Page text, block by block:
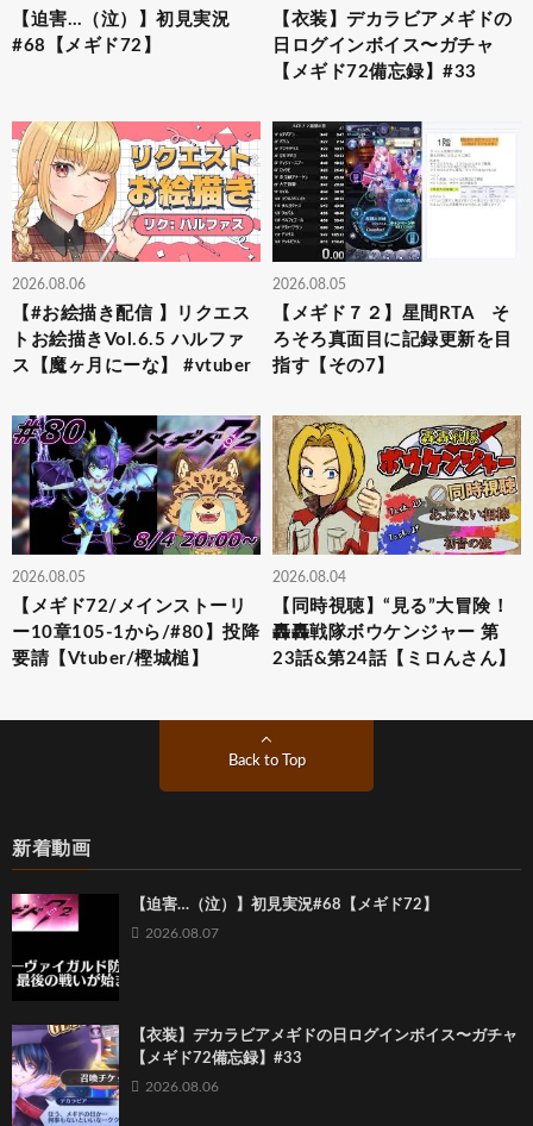
【迫害…（泣）】初見実況
#68【メギド72】
【衣装】デカラビアメギドの
日ログインボイス〜ガチャ
【メギド72備忘録】#33
2026.08.06
【#お絵描き配信 】リクエス
トお絵描きVol.6.5 ハルファ
ス【魔ヶ月にーな】 #vtuber
2026.08.05
【メギド７２】星間RTA そ
ろそろ真面目に記録更新を目
指す【その7】
2026.08.05
【メギド72/メインストーリ
ー10章105-1から/#80】投降
要請【Vtuber/樫城槌】
2026.08.04
【同時視聴】“見る”大冒険！
轟轟戦隊ボウケンジャー 第
23話&第24話【ミロんさん】
Back to Top
新着動画
【迫害…（泣）】初見実況#68【メギド72】
2026.08.07
【衣装】デカラビアメギドの日ログインボイス〜ガチャ
【メギド72備忘録】#33
2026.08.06